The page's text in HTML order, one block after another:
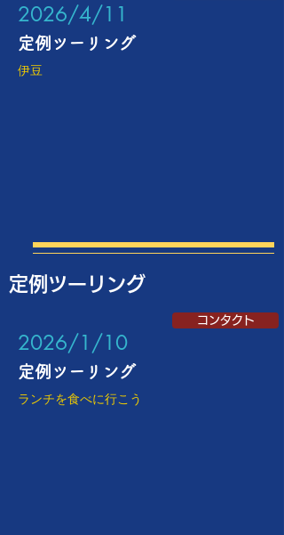
​2026/4/11
定例ツーリング
伊豆
定例ツーリング
​2026/1/10
コンタクト
定例ツーリング
ランチを食べに行こう